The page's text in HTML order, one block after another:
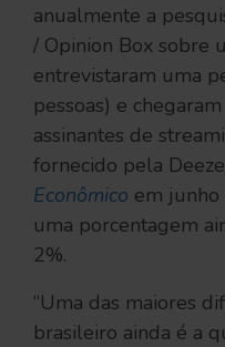
anualmente a
/ Opinion Box sobre
entrevistaram uma
pessoas) e
assinantes de
fornecido pela
Econômico em junho
uma porcentagem
2%.
“Uma das maiores
brasileiro ainda é a